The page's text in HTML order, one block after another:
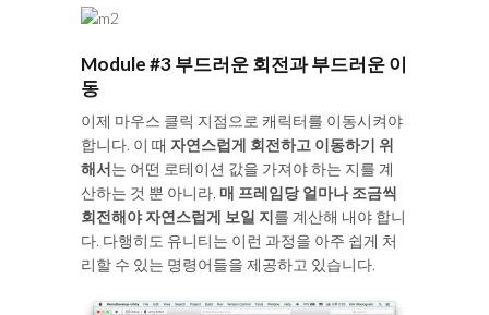
Module #3 부드러운 회전과 부드러운 이
동
이제 마우스 클릭 지점으로 캐릭터를 이동시켜야
합니다. 이 때 자연스럽게 회전하고 이동하기 위
해서는 어떤 로테이션 값을 가져야 하는 지를 계
산하는 것 뿐 아니라, 매 프레임당 얼마나 조금씩
회전해야 자연스럽게 보일 지를 계산해 내야 합니
다. 다행히도 유니티는 이런 과정을 아주 쉽게 처
리할 수 있는 명령어들을 제공하고 있습니다.